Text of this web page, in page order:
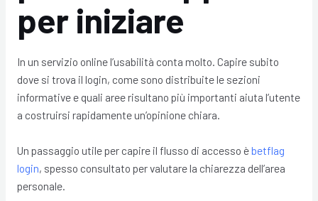
per iniziare
In un servizio online l’usabilità conta molto. Capire subito
dove si trova il login, come sono distribuite le sezioni
informative e quali aree risultano più importanti aiuta l’utente
a costruirsi rapidamente un’opinione chiara.
Un passaggio utile per capire il flusso di accesso èbetflag
login, spesso consultato per valutare la chiarezza dell’area
personale.